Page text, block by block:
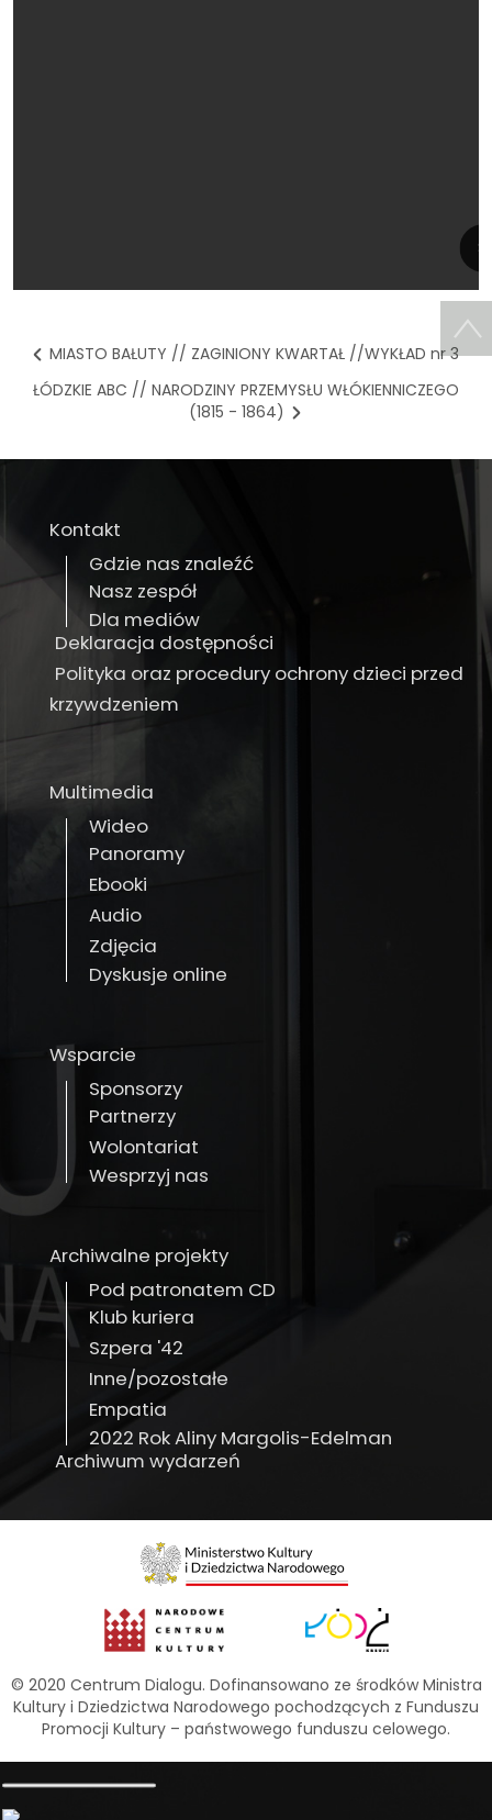
MIASTO BAŁUTY // ZAGINIONY KWARTAŁ //WYKŁAD nr 3
ŁÓDZKIE ABC // NARODZINY PRZEMYSŁU WŁÓKIENNICZEGO
(1815 - 1864)
Kontakt
Gdzie nas znaleźć
Nasz zespół
Dla mediów
Deklaracja dostępności
Polityka oraz procedury ochrony dzieci przed
krzywdzeniem
Multimedia
Wideo
Panoramy
Ebooki
Audio
Zdjęcia
Dyskusje online
Wsparcie
Sponsorzy
Partnerzy
Wolontariat
Wesprzyj nas
Archiwalne projekty
Pod patronatem CD
Klub kuriera
Szpera '42
Inne/pozostałe
Empatia
2022 Rok Aliny Margolis-Edelman
Archiwum wydarzeń
© 2020 Centrum Dialogu. Dofinansowano ze środków Ministra
Kultury i Dziedzictwa Narodowego pochodzących z Funduszu
Promocji Kultury – państwowego funduszu celowego.